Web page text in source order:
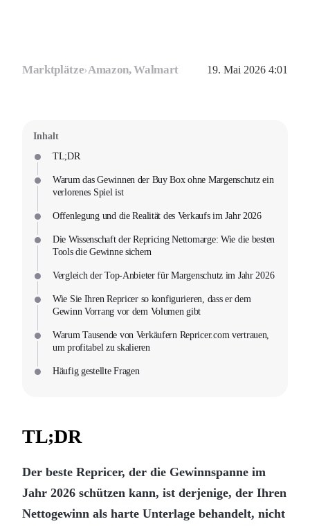
Marktplätze›Amazon, Walmart 19. Mai 2026 4:01
Inhalt
TL;DR
Warum das Gewinnen der Buy Box ohne Margenschutz ein
verlorenes Spiel ist
Offenlegung und die Realität des Verkaufs im Jahr 2026
Die Wissenschaft der Repricing Nettomarge: Wie die besten
Tools die Gewinne sichern
Vergleich der Top-Anbieter für Margenschutz im Jahr 2026
Wie Sie Ihren Repricer so konfigurieren, dass er dem
Gewinn Vorrang vor dem Volumen gibt
Warum Tausende von Verkäufern Repricer.com vertrauen,
um profitabel zu skalieren
Häufig gestellte Fragen
TL;DR
Der beste Repricer, der die Gewinnspanne im
Jahr 2026 schützen kann, ist derjenige, der Ihren
Nettogewinn als harte Unterlage behandelt, nicht